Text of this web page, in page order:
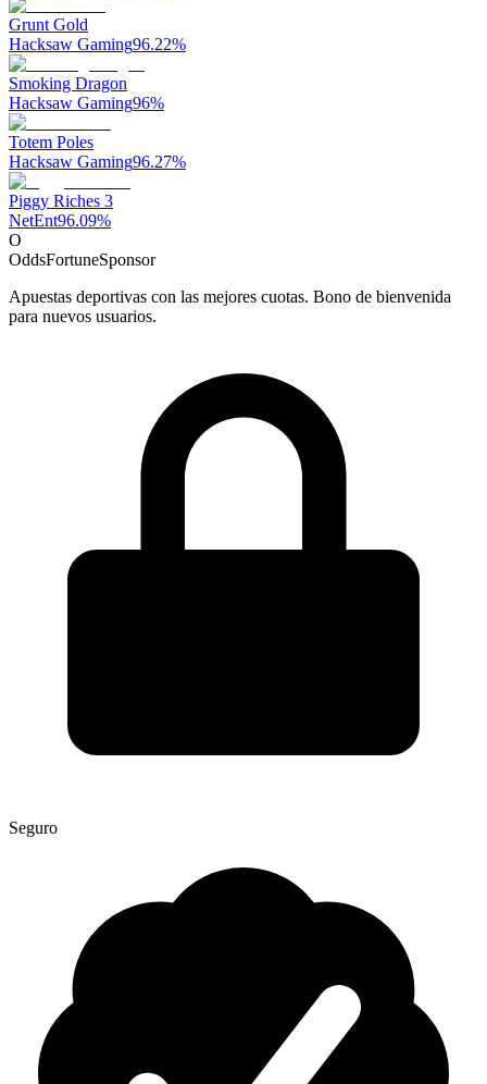
Grunt Gold
Hacksaw Gaming96.22%
Smoking Dragon
Hacksaw Gaming96%
Totem Poles
Hacksaw Gaming96.27%
Piggy Riches 3
NetEnt96.09%
O
OddsFortuneSponsor
Apuestas deportivas con las mejores cuotas. Bono de bienvenida
para nuevos usuarios.
Seguro